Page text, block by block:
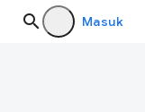
Masuk